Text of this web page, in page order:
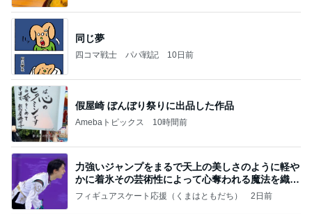
同じ夢
四コマ戦士 パパ戦記 10日前
假屋崎 ぼんぼり祭りに出品した作品
Amebaトピックス 10時間前
力強いジャンプをまるで天上の美しさのように軽や
かに着氷その芸術性によって心奪われる魔法を織り
なす
フィギュアスケート応援（くまはともだち） 2日前